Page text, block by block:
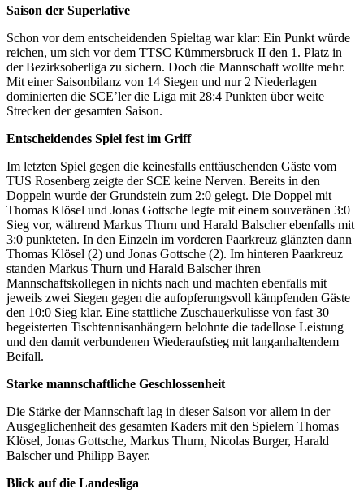
Saison der Superlative
Schon vor dem entscheidenden Spieltag war klar: Ein Punkt würde
reichen, um sich vor dem TTSC Kümmersbruck II den 1. Platz in
der Bezirksoberliga zu sichern. Doch die Mannschaft wollte mehr.
Mit einer Saisonbilanz von 14 Siegen und nur 2 Niederlagen
dominierten die SCE’ler die Liga mit 28:4 Punkten über weite
Strecken der gesamten Saison.
Entscheidendes Spiel fest im Griff
Im letzten Spiel gegen die keinesfalls enttäuschenden Gäste vom
TUS Rosenberg zeigte der SCE keine Nerven. Bereits in den
Doppeln wurde der Grundstein zum 2:0 gelegt. Die Doppel mit
Thomas Klösel und Jonas Gottsche legte mit einem souveränen 3:0
Sieg vor, während Markus Thurn und Harald Balscher ebenfalls mit
3:0 punkteten. In den Einzeln im vorderen Paarkreuz glänzten dann
Thomas Klösel (2) und Jonas Gottsche (2). Im hinteren Paarkreuz
standen Markus Thurn und Harald Balscher ihren
Mannschaftskollegen in nichts nach und machten ebenfalls mit
jeweils zwei Siegen gegen die aufopferungsvoll kämpfenden Gäste
den 10:0 Sieg klar. Eine stattliche Zuschauerkulisse von fast 30
begeisterten Tischtennisanhängern belohnte die tadellose Leistung
und den damit verbundenen Wiederaufstieg mit langanhaltendem
Beifall.
Starke mannschaftliche Geschlossenheit
Die Stärke der Mannschaft lag in dieser Saison vor allem in der
Ausgeglichenheit des gesamten Kaders mit den Spielern Thomas
Klösel, Jonas Gottsche, Markus Thurn, Nicolas Burger, Harald
Balscher und Philipp Bayer.
Blick auf die Landesliga